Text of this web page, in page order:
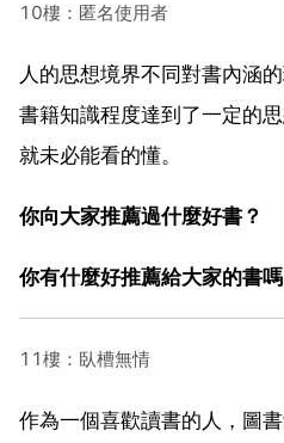
10樓：匿名使用者
人的思想境界不同對書內涵
書籍知識程度達到了一定的
就未必能看的懂。
你向大家推薦過什麼好書？
你有什麼好推薦給大家的書嗎
11樓：臥槽無情
作為一個喜歡讀書的人，圖